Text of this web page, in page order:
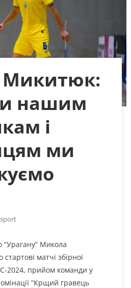
нашим
і
ми
“Урагану” Микола
матчі збірної
2024, прийом команди у
“Крщий гравець